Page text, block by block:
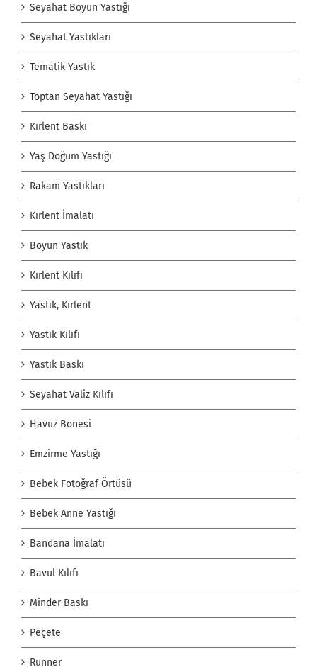
Seyahat Boyun Yastığı
Seyahat Yastıkları
Tematik Yastık
Toptan Seyahat Yastığı
Kırlent Baskı
Yaş Doğum Yastığı
Rakam Yastıkları
Kırlent İmalatı
Boyun Yastık
Kırlent Kılıfı
Yastık, Kırlent
Yastık Kılıfı
Yastık Baskı
Seyahat Valiz Kılıfı
Havuz Bonesi
Emzirme Yastığı
Bebek Fotoğraf Örtüsü
Bebek Anne Yastığı
Bandana İmalatı
Bavul Kılıfı
Minder Baskı
Peçete
Runner